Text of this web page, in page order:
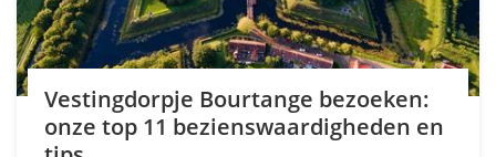
Vestingdorpje Bourtange bezoeken:
onze top 11 bezienswaardigheden en